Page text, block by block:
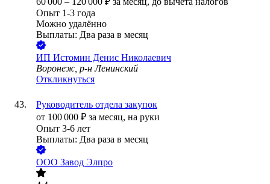
Опыт 1-3 года
Можно удалённо
Выплаты: Два раза в месяц
ИП Истомин Денис Николаевич
Воронеж, р-н Ленинский
Откликнуться
Руководитель отдела закупок
от 100 000 ₽ за месяц, на руки
Опыт 3-6 лет
Выплаты: Два раза в месяц
ООО Завод Элпро